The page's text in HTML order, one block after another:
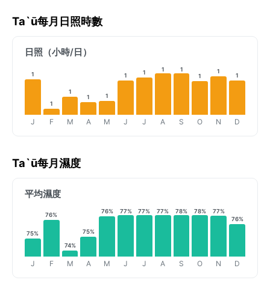
Ta`ū每月日照時數
日照（小時/日）
1
J
1
F
1
M
1
A
1
M
1
J
1
J
1
A
1
S
1
O
1
N
1
D
Ta`ū每月濕度
平均濕度
75%
J
76%
F
74%
M
75%
A
76%
M
77%
J
77%
J
77%
A
78%
S
78%
O
77%
N
76%
D